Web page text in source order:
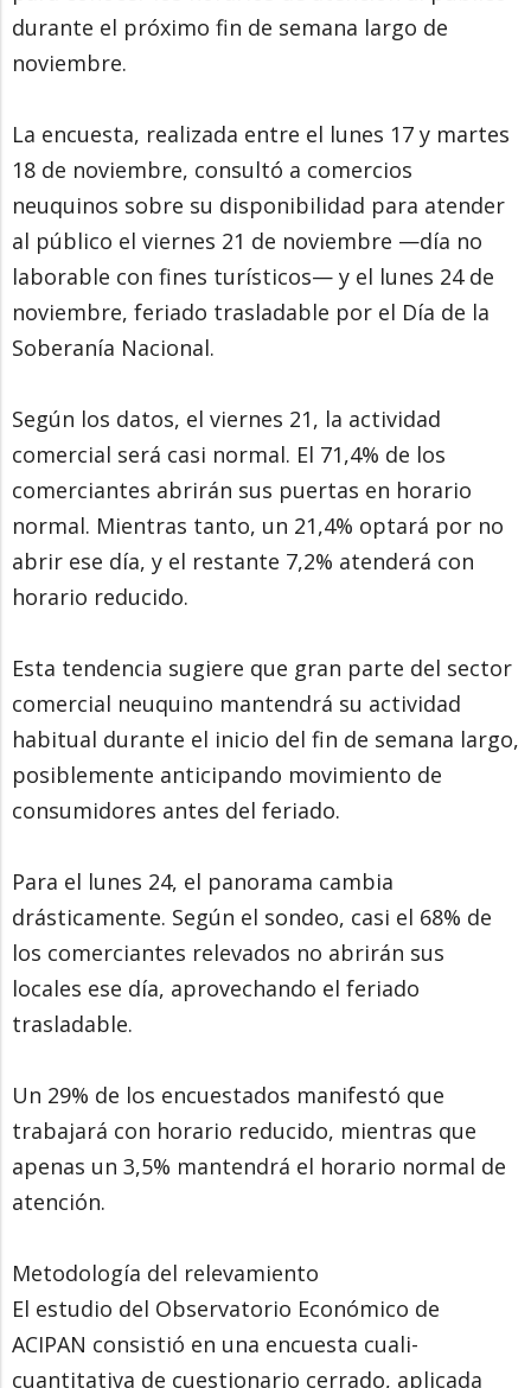
durante el próximo fin de semana largo de
noviembre.
La encuesta, realizada entre el lunes 17 y martes
18 de noviembre, consultó a comercios
neuquinos sobre su disponibilidad para atender
al público el viernes 21 de noviembre —día no
laborable con fines turísticos— y el lunes 24 de
noviembre, feriado trasladable por el Día de la
Soberanía Nacional.
Según los datos, el viernes 21, la actividad
comercial será casi normal. El 71,4% de los
comerciantes abrirán sus puertas en horario
normal. Mientras tanto, un 21,4% optará por no
abrir ese día, y el restante 7,2% atenderá con
horario reducido.
Esta tendencia sugiere que gran parte del sector
comercial neuquino mantendrá su actividad
habitual durante el inicio del fin de semana largo,
posiblemente anticipando movimiento de
consumidores antes del feriado.
Para el lunes 24, el panorama cambia
drásticamente. Según el sondeo, casi el 68% de
los comerciantes relevados no abrirán sus
locales ese día, aprovechando el feriado
trasladable.
Un 29% de los encuestados manifestó que
trabajará con horario reducido, mientras que
apenas un 3,5% mantendrá el horario normal de
atención.
Metodología del relevamiento
El estudio del Observatorio Económico de
ACIPAN consistió en una encuesta cuali-
cuantitativa de cuestionario cerrado, aplicada